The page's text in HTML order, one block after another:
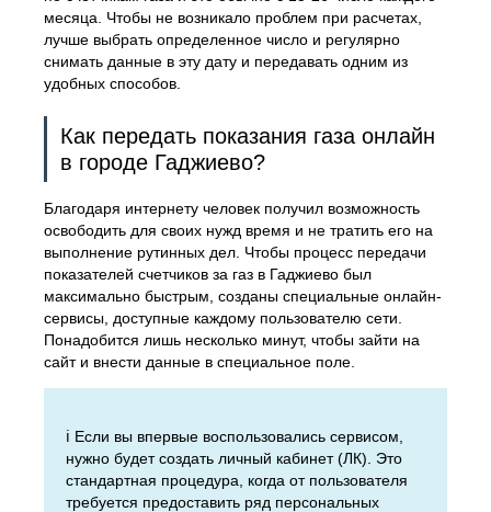
месяца. Чтобы не возникало проблем при расчетах,
лучше выбрать определенное число и регулярно
снимать данные в эту дату и передавать одним из
удобных способов.
Как передать показания газа онлайн
в городе Гаджиево?
Благодаря интернету человек получил возможность
освободить для своих нужд время и не тратить его на
выполнение рутинных дел. Чтобы процесс передачи
показателей счетчиков за газ в Гаджиево был
максимально быстрым, созданы специальные онлайн-
сервисы, доступные каждому пользователю сети.
Понадобится лишь несколько минут, чтобы зайти на
сайт и внести данные в специальное поле.
ℹ️ Если вы впервые воспользовались сервисом,
нужно будет создать личный кабинет (ЛК). Это
стандартная процедура, когда от пользователя
требуется предоставить ряд персональных